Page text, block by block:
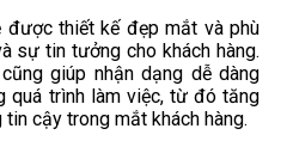
thiết kế đẹp mắt và phù
sự tin tưởng cho khách hàng.
giúp nhận dạng dễ dàng
quá trình làm việc, từ đó tăng
cậy trong mắt khách hàng.